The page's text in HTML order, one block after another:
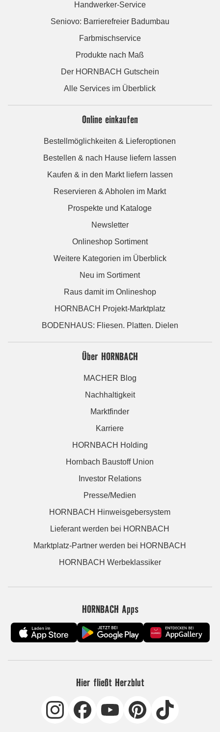
Handwerker-Service
Seniovo: Barrierefreier Badumbau
Farbmischservice
Produkte nach Maß
Der HORNBACH Gutschein
Alle Services im Überblick
Online einkaufen
Bestellmöglichkeiten & Lieferoptionen
Bestellen & nach Hause liefern lassen
Kaufen & in den Markt liefern lassen
Reservieren & Abholen im Markt
Prospekte und Kataloge
Newsletter
Onlineshop Sortiment
Weitere Kategorien im Überblick
Neu im Sortiment
Raus damit im Onlineshop
HORNBACH Projekt-Marktplatz
BODENHAUS: Fliesen. Platten. Dielen
Über HORNBACH
MACHER Blog
Nachhaltigkeit
Marktfinder
Karriere
HORNBACH Holding
Hornbach Baustoff Union
Investor Relations
Presse/Medien
HORNBACH Hinweisgebersystem
Lieferant werden bei HORNBACH
Marktplatz-Partner werden bei HORNBACH
HORNBACH Werbeklassiker
HORNBACH Apps
Hier fließt Herzblut